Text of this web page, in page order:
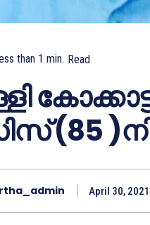
than 1 min. Read
(85
April 30, 2021